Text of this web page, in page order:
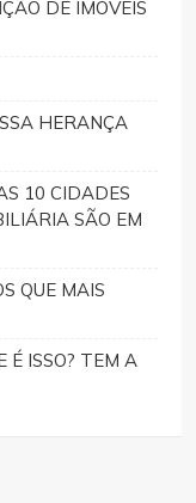
DE IMÓVEIS
HERANÇA
10 CIDADES
SÃO EM
QUE MAIS
É ISSO? TEM A